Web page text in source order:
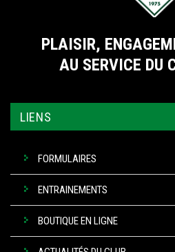
PLAISIR,
AU SERVICE DU
LIENS
FORMULAIRES
ENTRAINEMENTS
BOUTIQUE EN LIGNE